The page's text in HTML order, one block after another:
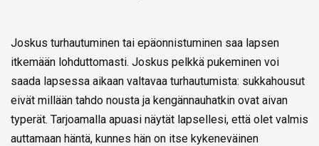
Joskus turhautuminen tai epäonnistuminen saa lapsen
itkemään lohduttomasti. Joskus pelkkä pukeminen voi
saada lapsessa aikaan valtavaa turhautumista: sukkahousut
eivät millään tahdo nousta ja kengännauhatkin ovat aivan
typerät. Tarjoamalla apuasi näytät lapsellesi, että olet valmis
auttamaan häntä, kunnes hän on itse kykeneväinen